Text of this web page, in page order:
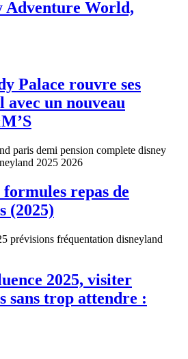
Adventure World,
Palace rouvre ses
un nouveau
repas de
(2025)
2025, visiter
sans trop attendre :